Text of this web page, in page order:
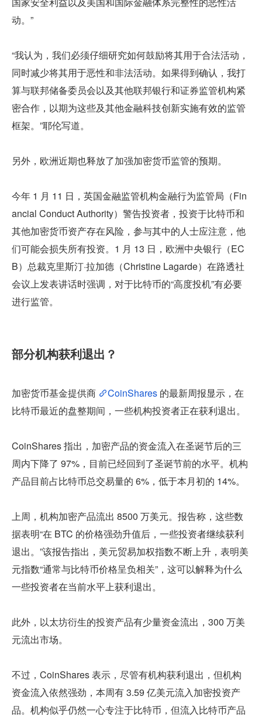
动。”
“我认为，我们必须仔细研究如何鼓励将其用于合法活动，
同时减少将其用于恶性和非法活动。如果得到确认，我打
算与联邦储备委员会以及其他联邦银行和证券监管机构紧
密合作，以期为这些及其他金融科技创新实施有效的监管
框架。”耶伦写道。
另外，欧洲近期也释放了加强加密货币监管的预期。
今年 1 月 11 日，英国金融监管机构金融行为监管局（Fin
ancial Conduct Authority）警告投资者，投资于比特币和
其他加密货币资产存在风险，参与其中的人士应注意，他
们可能会损失所有投资。1 月 13 日，欧洲中央银行（EC
B）总裁克里斯汀·拉加德（Christine Lagarde）在路透社
会议上发表讲话时强调，对于比特币的“高度投机”有必要
进行监管。
部分机构获利退出？
加密货币基金提供商 CoinShares 的最新周报显示，在
比特币最近的盘整期间，一些机构投资者正在获利退出。
CoinShares 指出，加密产品的资金流入在圣诞节后的三
周内下降了 97%，目前已经回到了圣诞节前的水平。机构
产品目前占比特币总交易量的 6%，低于本月初的 14%。
上周，机构加密产品流出 8500 万美元。报告称，这些数
据表明“在 BTC 的价格强劲升值后，一些投资者继续获利
退出。”该报告指出，美元贸易加权指数不断上升，表明美
元指数“通常与比特币价格呈负相关”，这可以解释为什么
一些投资者在当前水平上获利退出。
此外，以太坊衍生的投资产品有少量资金流出，300 万美
元流出市场。
不过，CoinShares 表示，尽管有机构获利退出，但机构
资金流入依然强劲，本周有 3.59 亿美元流入加密投资产
品。机构似乎仍然一心专注于比特币，但流入比特币产品